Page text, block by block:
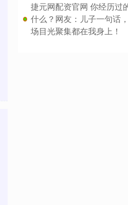
捷元网配资官网 你经历过
什么？网友：儿子一句话
场目光聚集都在我身上！